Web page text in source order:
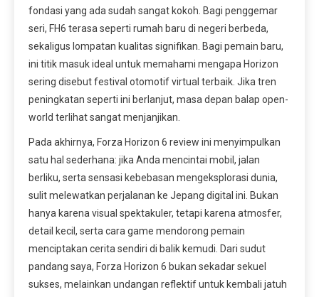
fondasi yang ada sudah sangat kokoh. Bagi penggemar
seri, FH6 terasa seperti rumah baru di negeri berbeda,
sekaligus lompatan kualitas signifikan. Bagi pemain baru,
ini titik masuk ideal untuk memahami mengapa Horizon
sering disebut festival otomotif virtual terbaik. Jika tren
peningkatan seperti ini berlanjut, masa depan balap open-
world terlihat sangat menjanjikan.
Pada akhirnya, Forza Horizon 6 review ini menyimpulkan
satu hal sederhana: jika Anda mencintai mobil, jalan
berliku, serta sensasi kebebasan mengeksplorasi dunia,
sulit melewatkan perjalanan ke Jepang digital ini. Bukan
hanya karena visual spektakuler, tetapi karena atmosfer,
detail kecil, serta cara game mendorong pemain
menciptakan cerita sendiri di balik kemudi. Dari sudut
pandang saya, Forza Horizon 6 bukan sekadar sekuel
sukses, melainkan undangan reflektif untuk kembali jatuh